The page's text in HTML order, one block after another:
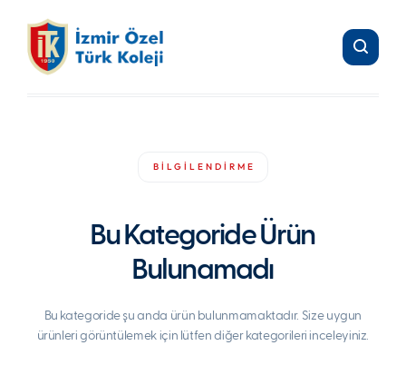
BİLGİLENDİRME
Bu Kategoride Ürün
Bulunamadı
Bu kategoride şu anda ürün bulunmamaktadır. Size uygun
ürünleri görüntülemek için lütfen diğer kategorileri inceleyiniz.